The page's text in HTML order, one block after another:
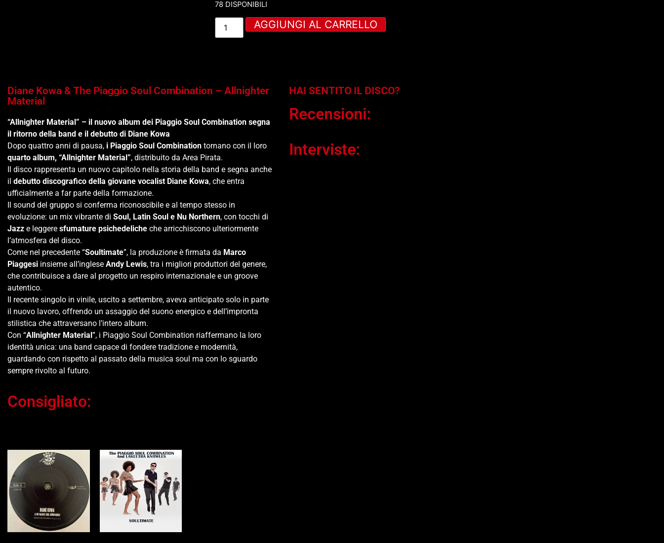
78 DISPONIBILI
AGGIUNGI AL CARRELLO
Diane Kowa & The Piaggio Soul Combination – Allnighter
Material
“Allnighter Material” – il nuovo album dei Piaggio Soul Combination segna
il ritorno della band e il debutto di Diane Kowa
Dopo quattro anni di pausa, i Piaggio Soul Combination tornano con il loro
quarto album, “Allnighter Material”, distribuito da Area Pirata.
Il disco rappresenta un nuovo capitolo nella storia della band e segna anche
il debutto discografico della giovane vocalist Diane Kowa, che entra
ufficialmente a far parte della formazione.
Il sound del gruppo si conferma riconoscibile e al tempo stesso in
evoluzione: un mix vibrante di Soul, Latin Soul e Nu Northern, con tocchi di
Jazz e leggere sfumature psichedeliche che arricchiscono ulteriormente
l’atmosfera del disco.
Come nel precedente “Soultimate”, la produzione è firmata da Marco
Piaggesi insieme all’inglese Andy Lewis, tra i migliori produttori del genere,
che contribuisce a dare al progetto un respiro internazionale e un groove
autentico.
Il recente singolo in vinile, uscito a settembre, aveva anticipato solo in parte
il nuovo lavoro, offrendo un assaggio del suono energico e dell’impronta
stilistica che attraversano l’intero album.
Con “Allnighter Material”, i Piaggio Soul Combination riaffermano la loro
identità unica: una band capace di fondere tradizione e modernità,
guardando con rispetto al passato della musica soul ma con lo sguardo
sempre rivolto al futuro.
Consigliato:
HAI SENTITO IL DISCO?
Recensioni:
Interviste: